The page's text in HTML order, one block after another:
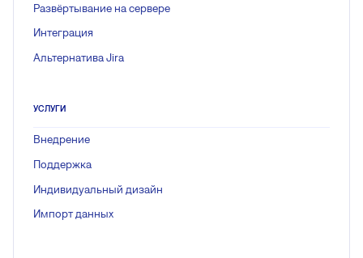
Развёртывание на сервере
Интеграция
Альтернатива Jira
УСЛУГИ
Внедрение
Поддержка
Индивидуальный дизайн
Импорт данных